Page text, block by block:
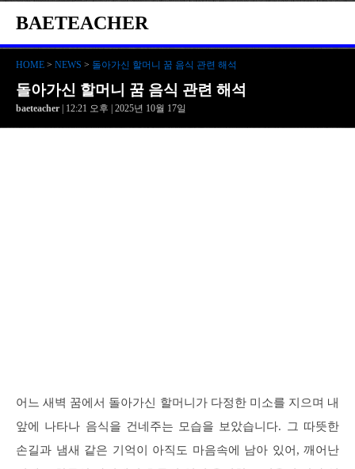
BAETEACHER
HOME > NEWS > 돌아가신 할머니 꿈 음식 관련 해석
돌아가신 할머니 꿈 음식 관련 해석
baeteacher | 12:21 오후 | 2025년 10월 17일
어느 새벽 꿈에서 돌아가신 할머니가 다정한 미소를 지으며 내
앞에 나타나 음식을 건네주는 모습을 보았습니다. 그 따뜻한
손길과 냄새 같은 기억이 아직도 마음속에 남아 있어, 깨어난